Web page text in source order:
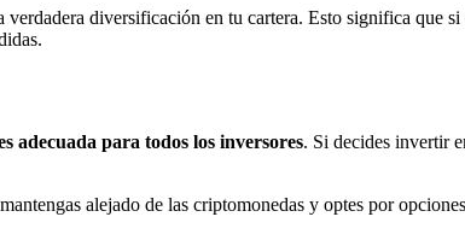
diversificación en tu cartera. Esto significa que
adecuada para todos los inversores. Si decides invertir
alejado de las criptomonedas y optes por